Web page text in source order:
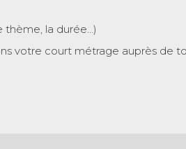
thème, la durée…)
votre court métrage auprès de